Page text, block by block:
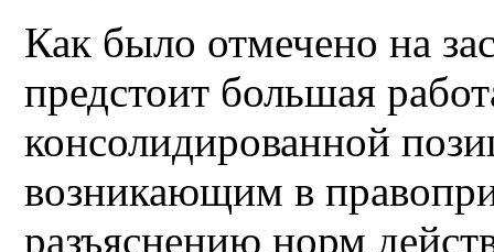
Как было отмечено на
предстоит большая
консолидированной
возникающим в
разъяснению норм